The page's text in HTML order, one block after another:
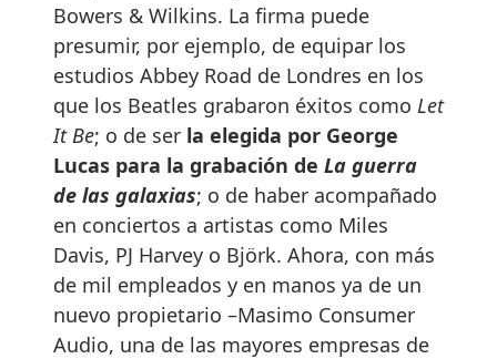
Bowers & Wilkins. La firma puede
presumir, por ejemplo, de equipar los
estudios Abbey Road de Londres en los
que los Beatles grabaron éxitos como Let
It Be; o de ser la elegida por George
Lucas para la grabación de La guerra
de las galaxias; o de haber acompañado
en conciertos a artistas como Miles
Davis, PJ Harvey o Björk. Ahora, con más
de mil empleados y en manos ya de un
nuevo propietario –Masimo Consumer
Audio, una de las mayores empresas de